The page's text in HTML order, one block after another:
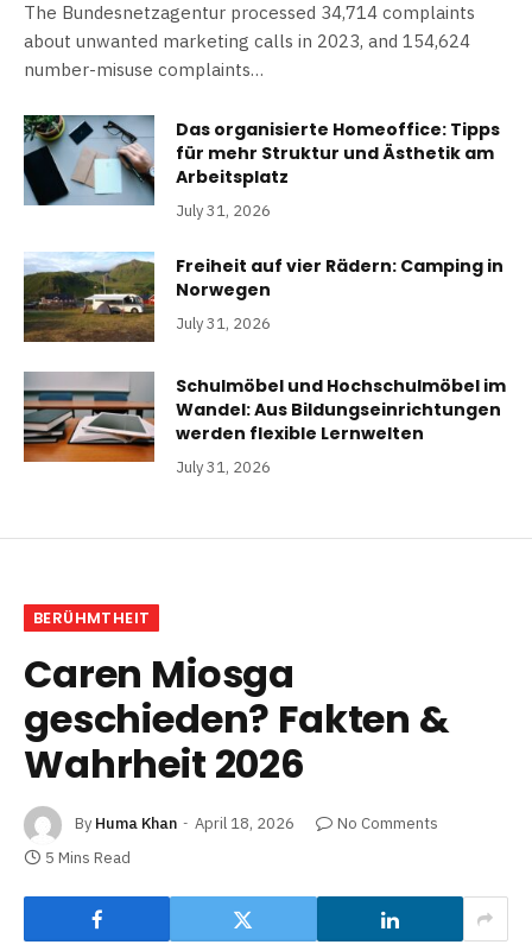
The Bundesnetzagentur processed 34,714 complaints
about unwanted marketing calls in 2023, and 154,624
number-misuse complaints…
Das organisierte Homeoffice: Tipps
für mehr Struktur und Ästhetik am
Arbeitsplatz
July 31, 2026
Freiheit auf vier Rädern: Camping in
Norwegen
July 31, 2026
Schulmöbel und Hochschulmöbel im
Wandel: Aus Bildungseinrichtungen
werden flexible Lernwelten
July 31, 2026
BERÜHMTHEIT
Caren Miosga
geschieden? Fakten &
Wahrheit 2026
By Huma Khan April 18, 2026
No Comments
5 Mins Read